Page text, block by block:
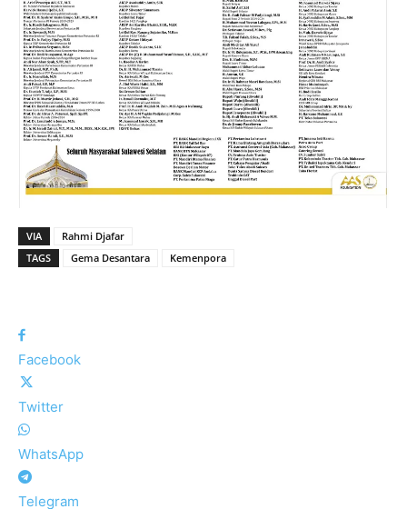
VIA
Rahmi Djafar
TAGS
Gema Desantara Kemenpora
Facebook
Twitter
WhatsApp
Telegram